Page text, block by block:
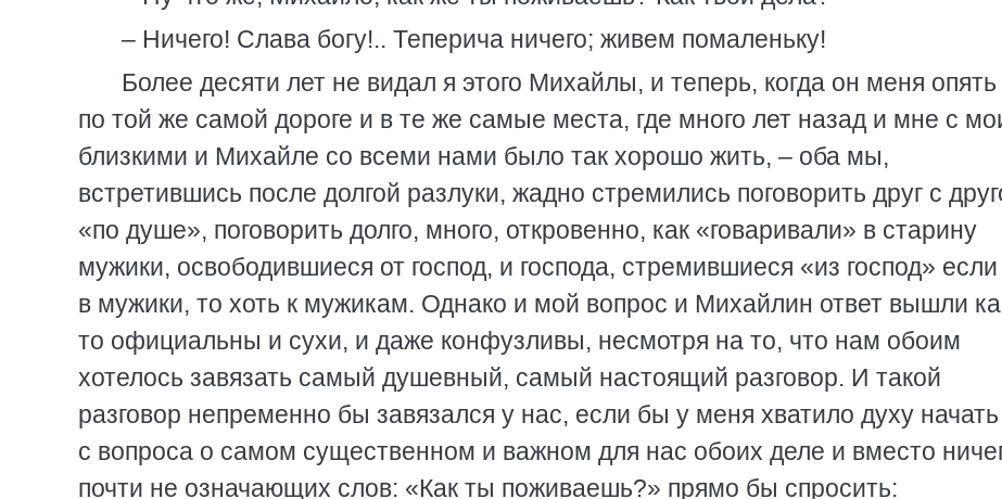
– Ничего! Слава богу!.. Теперича ничего; живем помаленьку!
Более десяти лет не видал я этого Михайлы, и теперь, когда он меня опять
по той же самой дороге и в те же самые места, где много лет назад и мне с
близкими и Михайле со всеми нами было так хорошо жить, – оба мы,
встретившись после долгой разлуки, жадно стремились поговорить друг с
«по душе», поговорить долго, много, откровенно, как «говаривали» в старину
мужики, освободившиеся от господ, и господа, стремившиеся «из господ»
в мужики, то хоть к мужикам. Однако и мой вопрос и Михайлин ответ вышли
то официальны и сухи, и даже конфузливы, несмотря на то, что нам обоим
хотелось завязать самый душевный, самый настоящий разговор. И такой
разговор непременно бы завязался у нас, если бы у меня хватило духу начать
с вопроса о самом существенном и важном для нас обоих деле и вместо
почти не означающих слов: «Как ты поживаешь?» прямо бы спросить: